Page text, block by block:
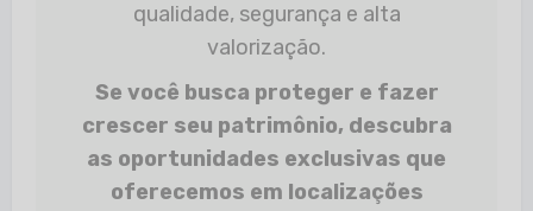
qualidade, segurança e alta
valorização.
Se você busca proteger e fazer
crescer seu patrimônio, descubra
as oportunidades exclusivas que
oferecemos em localizações